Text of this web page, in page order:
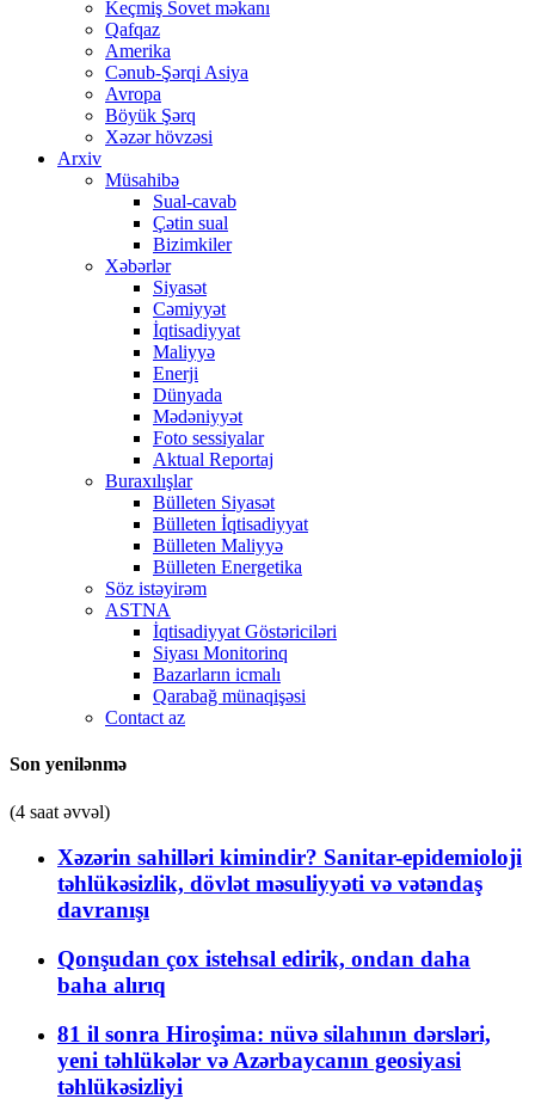
Keçmiş Sovet məkanı
Qafqaz
Amerika
Cənub-Şərqi Asiya
Avropa
Böyük Şərq
Xəzər hövzəsi
Arxiv
Müsahibə
Sual-cavab
Çətin sual
Bizimkiler
Xəbərlər
Siyasət
Cəmiyyət
İqtisadiyyat
Maliyyə
Enerji
Dünyada
Mədəniyyət
Foto sessiyalar
Aktual Reportaj
Buraxılışlar
Bülleten Siyasət
Bülleten İqtisadiyyat
Bülleten Maliyyə
Bülleten Energetika
Söz istəyirəm
ASTNA
İqtisadiyyat Göstəriciləri
Siyası Monitorinq
Bazarların icmalı
Qarabağ münaqişəsi
Contact az
Son yenilənmə
(4 saat əvvəl)
Xəzərin sahilləri kimindir? Sanitar-epidemioloji
təhlükəsizlik, dövlət məsuliyyəti və vətəndaş
davranışı
Qonşudan çox istehsal edirik, ondan daha
baha alırıq
81 il sonra Hiroşima: nüvə silahının dərsləri,
yeni təhlükələr və Azərbaycanın geosiyasi
təhlükəsizliyi